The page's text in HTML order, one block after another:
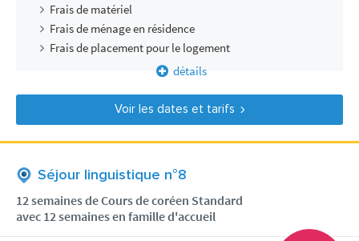
Frais de matériel
Frais de ménage en résidence
Frais de placement pour le logement
détails
Voir les dates et tarifs
Séjour linguistique n°8
12 semaines de Cours de coréen Standard
avec 12 semaines en famille d'accueil